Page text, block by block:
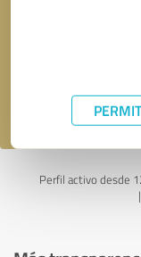
política de
Perfil activo desde
|